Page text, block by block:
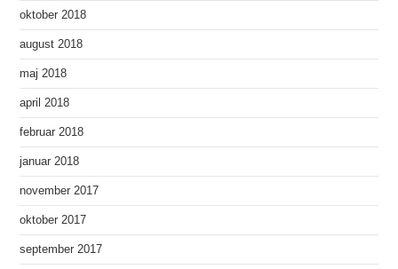
oktober 2018
august 2018
maj 2018
april 2018
februar 2018
januar 2018
november 2017
oktober 2017
september 2017